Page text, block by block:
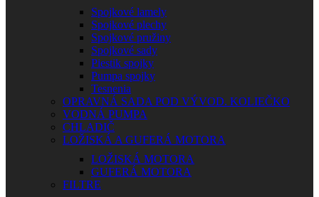
Spojkové lamely
Spojkové plechy
Spojkové pružiny
Spojkové sady
Piestik spojky
Pumpa spojky
Tesnenia
OPRAVNÁ SADA POD VÝVOD. KOLIEČKO
VODNÁ PUMPA
CHLADIČ
LOŽISKÁ A GUFERÁ MOTORA
LOŽISKÁ MOTORA
GUFERÁ MOTORA
FILTRE